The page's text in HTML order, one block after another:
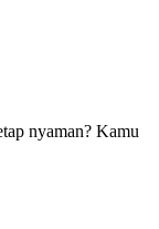
nyaman? Kamu